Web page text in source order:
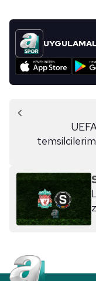
kullanılmaktadır.
verileriniz
toplumu
kullanılmaktadır.
kılınması ve
sınırlı olarak açık
Çerezlere ilişkin
vasıtasıyla
Metnimiziziyaret
6698 sayılı Kişisel
hazırlanmış